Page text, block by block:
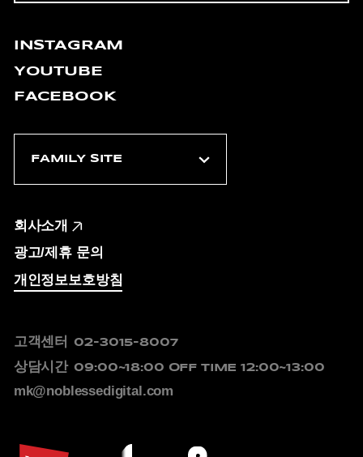
INSTAGRAM
YOUTUBE
FACEBOOK
회사소개
광고/제휴 문의
개인정보보호방침
고객센터 02-3015-8007
상담시간 09:00~18:00 OFF TIME 12:00~13:00
mk@noblessedigital.com